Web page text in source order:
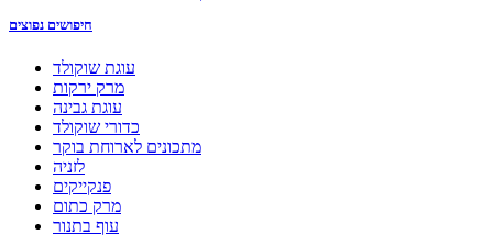
חיפושים נפוצים
עוגת שוקולד
מרק ירקות
עוגת גבינה
כדורי שוקולד
מתכונים לארוחת בוקר
לזניה
פנקייקים
מרק כתום
עוף בתנור